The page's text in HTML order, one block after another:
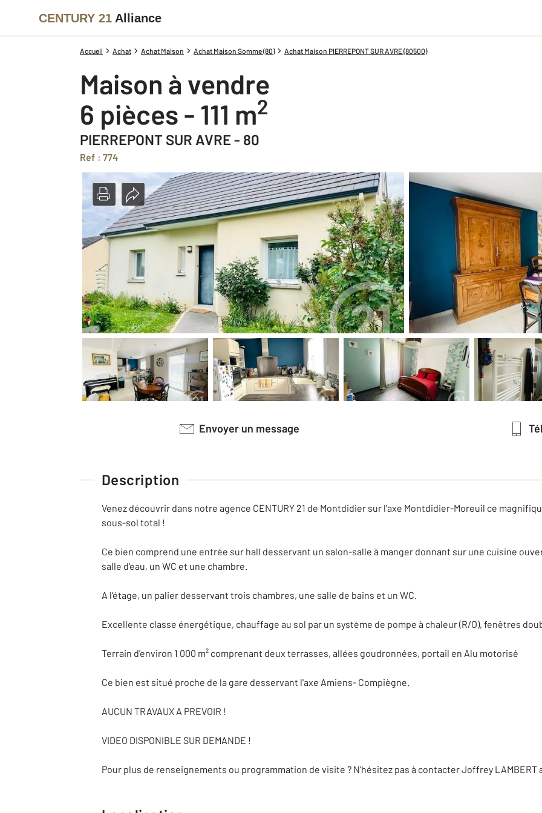
CENTURY 21 Alliance
Accueil Achat Achat Maison Achat Maison Somme (80) Achat Maison PIERREPONT SUR AVRE (80500)
Maison à vendre
6 pièces - 111 m2
PIERREPONT SUR AVRE - 80
Ref : 774
Envoyer un message
Description
Venez découvrir dans notre agence CENTURY 21 de Montdidier sur l'axe Montdidier-Moreuil ce
sous-sol total !
Ce bien comprend une entrée sur hall desservant un salon-salle à manger donnant sur une cuisine
salle d'eau, un WC et une chambre.
A l'étage, un palier desservant trois chambres, une salle de bains et un WC.
Excellente classe énergétique, chauffage au sol par un système de pompe à chaleur (R/O), fenêtres
Terrain d'environ 1 000 m² comprenant deux terrasses, allées goudronnées, portail en Alu motorisé
Ce bien est situé proche de la gare desservant l'axe Amiens- Compiègne.
AUCUN TRAVAUX A PREVOIR !
VIDEO DISPONIBLE SUR DEMANDE !
Pour plus de renseignements ou programmation de visite ? N'hésitez pas à contacter Joffrey LAMBERT